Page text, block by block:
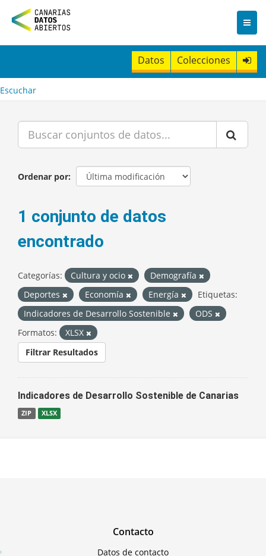
n
t
Datos Colecciones
Escuchar
Ordenar por
1 conjunto de datos
encontrado
Categorías: Cultura y ocio
Demografía
Deportes
Economía Energía
Etiquetas:
Indicadores de Desarrollo Sostenible
ODS
Formatos:
XLSX
Filtrar Resultados
Indicadores de Desarrollo Sostenible de Canarias
ZIP XLSX
Contacto
Datos de contacto